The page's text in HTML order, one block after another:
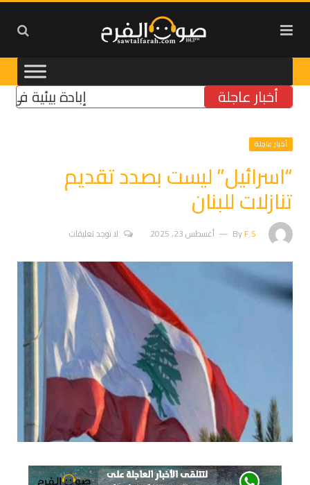
أخبار عاجلة إبادة بيئية في
أخبار عاجلة
“اسرائيل” ليست بصدد تقديم
تنازلات للبنان
ByF.S أغسطس 23, 2025 لا توجد تعليقات